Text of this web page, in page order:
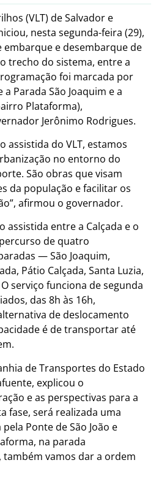
(VLT) de Salvador e
nesta segunda-feira (29),
embarque e desembarque de
trecho do sistema, entre a
foi marcada por
Parada São Joaquim e a
Plataforma),
Jerônimo Rodrigues.
assistida do VLT, estamos
no entorno do
São obras que visam
da população e facilitar os
afirmou o governador.
assistida entre a Calçada e o
de quatro
— São Joaquim,
Pátio Calçada, Santa Luzia,
serviço funciona de segunda
das 8h às 16h,
de deslocamento
é de transportar até
de Transportes do Estado
explicou o
e as perspectivas para a
fase, será realizada uma
Ponte de São João e
na parada
também vamos dar a ordem